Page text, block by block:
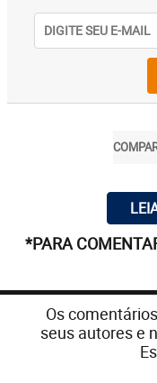
*PARA
Os
seus autores e